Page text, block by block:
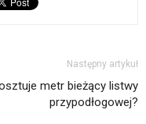
Następny artykuł
metr bieżący listwy
przypodłogowej?